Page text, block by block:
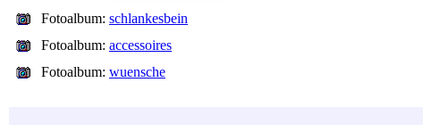
Fotoalbum: schlankesbein
Fotoalbum: accessoires
Fotoalbum: wuensche